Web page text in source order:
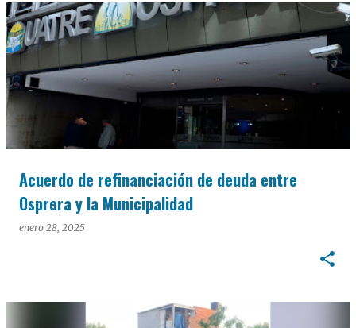
intuitiva, pensada para optimizar la navegación desde
cualquier dispositivo, facilitar el acceso a las noticias
locales y potenciar la interacción de los lectores con
nuestros contenidos.
Acuerdo de refinanciación de deuda entre
Osprera y la Municipalidad
enero 28, 2025